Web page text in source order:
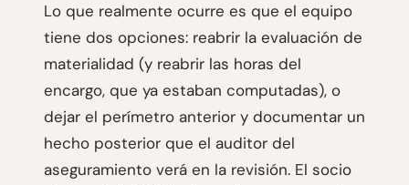
Lo que realmente ocurre es que el equipo
tiene dos opciones: reabrir la evaluación de
materialidad (y reabrir las horas del
encargo, que ya estaban computadas), o
dejar el perímetro anterior y documentar un
hecho posterior que el auditor del
aseguramiento verá en la revisión. El socio